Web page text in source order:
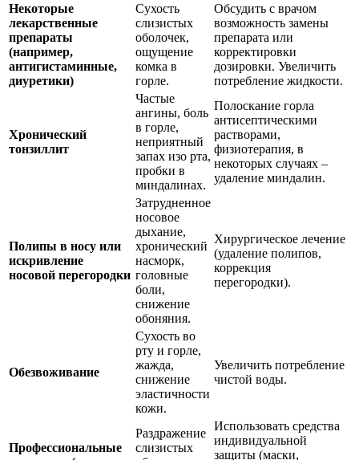
Некоторые
лекарственные
препараты
(например,
антигистаминные,
диуретики)
Сухость
слизистых
оболочек,
ощущение
комка в
горле.
Обсудить с врачом
возможность замены
препарата или
корректировки
дозировки. Увеличить
потребление жидкости.
Хронический
тонзиллит
Частые
ангины, боль
в горле,
неприятный
запах изо рта,
пробки в
миндалинах.
Полоскание горла
антисептическими
растворами,
физиотерапия, в
некоторых случаях –
удаление миндалин.
Полипы в носу или
искривление
носовой перегородки
Затрудненное
носовое
дыхание,
хронический
насморк,
головные
боли,
снижение
обоняния.
Хирургическое лечение
(удаление полипов,
коррекция
перегородки).
Обезвоживание
Сухость во
рту и горле,
жажда,
снижение
эластичности
кожи.
Увеличить потребление
чистой воды.
Профессиональные
Раздражение
слизистых
Использовать средства
индивидуальной
защиты (маски,